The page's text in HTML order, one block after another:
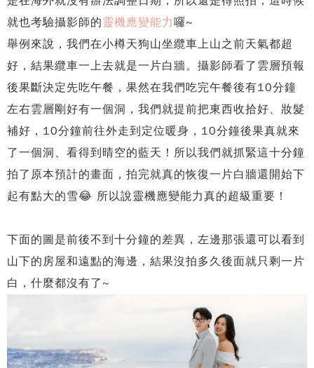
就也考驗攝影師的靈機應變能力囉~
舉例來說，我們在小樽天狗山坐纜車上山之前天氣都超
好，結果纜車一上去就是一片白牆。攝影師看了雲層預報
後果斷決定先吃午餐，果然在我們吃完午餐後有10分鐘
左右雲層剛好有一個洞，我們就提前把東西收拾好、妝髮
補好，10分鐘前往外走到定位暖身，10分鐘後果真就來
了一個洞、看得到晴空的藍天！所以我們就抓緊這十分鐘
拍了原本預計的畫面，拍完就真的恢復一片白牆還開始下
起有點大的雪😂 所以說靈機應變能力真的超級重要！
下面的圖是前後不到十分鐘的差異，左邊那張還可以看到
山下的房屋和遠點的海邊，結果沒拍多久後面就只剩一片
白，什麼都沒有了~